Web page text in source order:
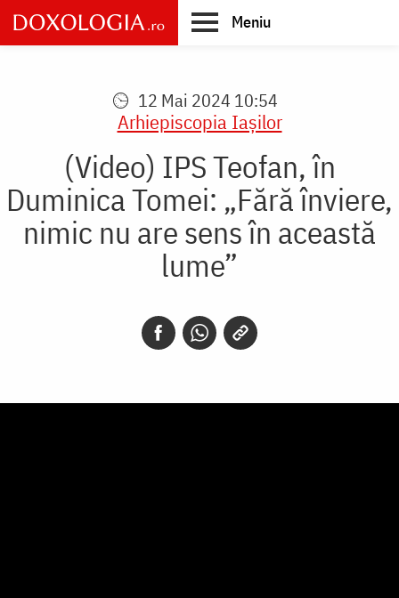
Skip
to
main
Meniu
12 Mai 2024 10:54
Arhiepiscopia Iaşilor
(Video) IPS Teofan, în
Duminica Tomei: „Fără înviere,
nimic nu are sens în această
lume”